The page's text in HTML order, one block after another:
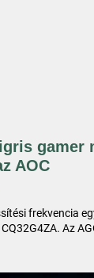
gamer
AOC
frekvencia
Az